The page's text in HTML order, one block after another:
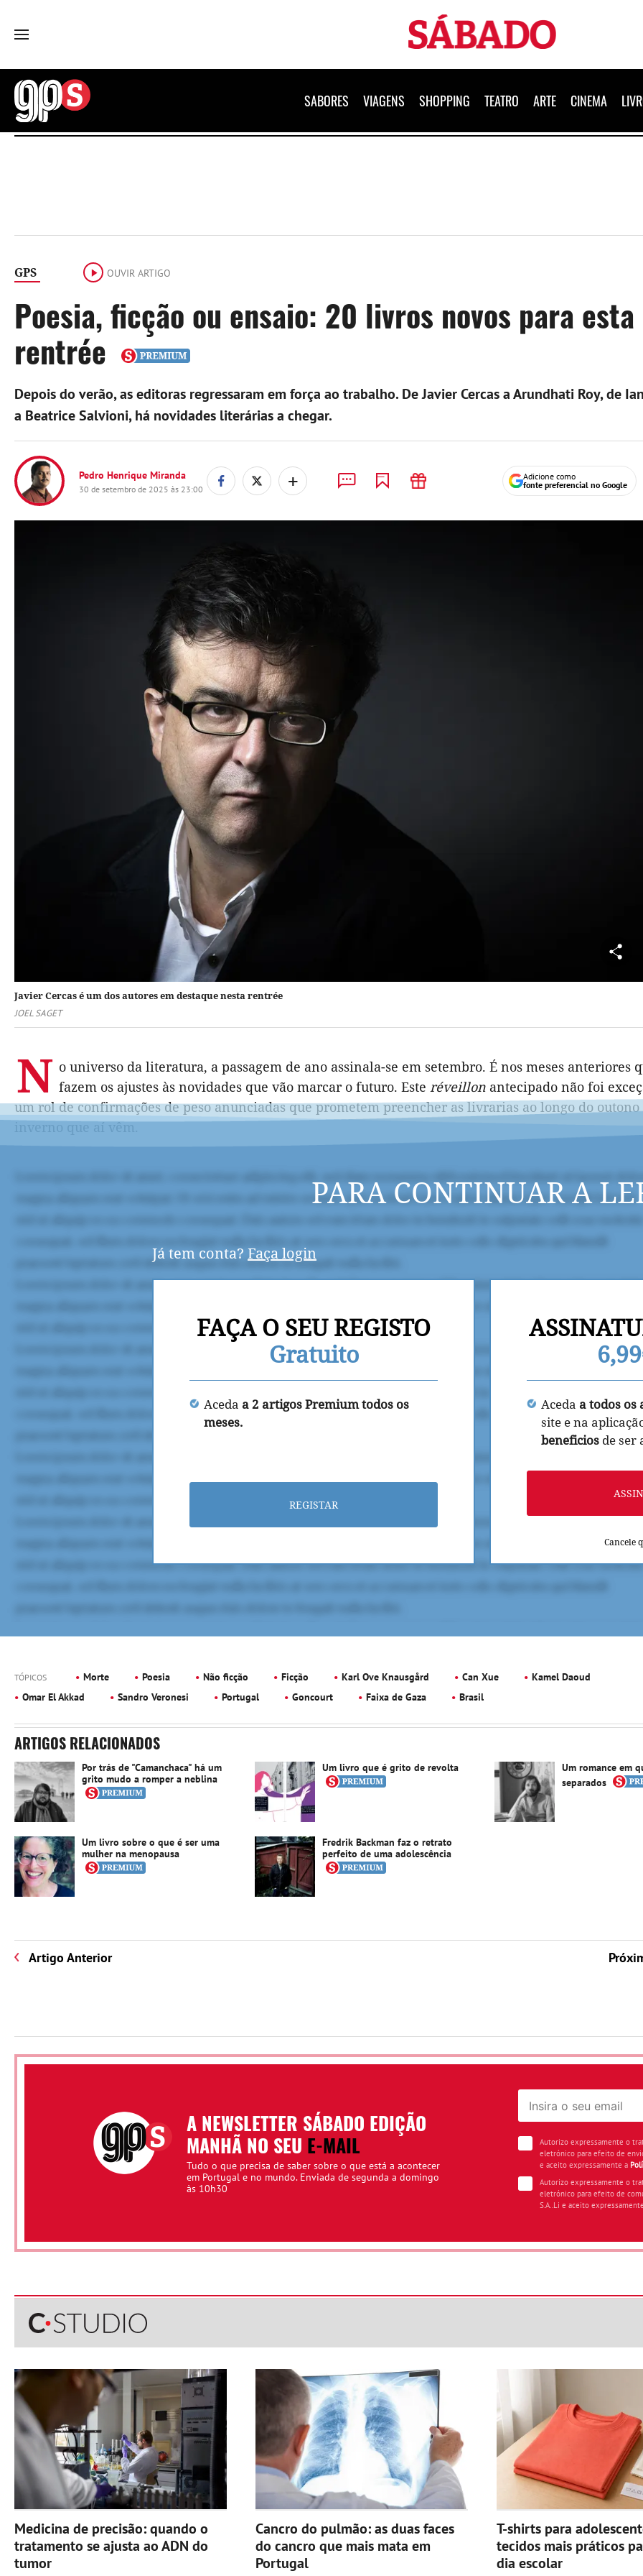
Sábado
GPS
SABORES VIAGENS SHOPPING TEATRO ARTE CINEMA
GPS OUVIR ARTIGO
Poesia, ficção ou ensaio: 20 livros novos para esta
rentrée
Depois do verão, as editoras regressaram em força ao trabalho. De Javier Cercas a Arundhati Roy, de
a Beatrice Salvioni, há novidades literárias a chegar.
Pedro Henrique Miranda
30 de setembro de 2025 às 23:00 +
Adicione como
fonte preferencial no Google
Javier Cercas é um dos autores em destaque nesta rentrée
JOEL SAGET
N o universo da literatura, a passagem de ano assinala-se em setembro. É nos meses anteriores
fazem os ajustes às novidades que vão marcar o futuro. Este réveillon antecipado não foi
um rol de confirmações de peso anunciadas que prometem preencher as livrarias ao longo do outono
inverno que aí vêm.
PARA CONTINUAR A
Já tem conta? Faça login
FAÇA O SEU REGISTO
Gratuito
Aceda a 2 artigos Premium todos os
meses.
REGISTAR
Aceda a todos os
site e na
beneficios de ser
Cancele
TÓPICOS Morte Poesia Não ficção Ficção Karl Ove Knausgård Can Xue
Kamel Daoud
Omar El Akkad
Sandro Veronesi Portugal Goncourt Faixa de Gaza Brasil
ARTIGOS RELACIONADOS
Por trás de "Camanchaca" há um
grito mudo a romper a neblina
Um livro que é grito de revolta
Um romance em
separados
Um livro sobre o que é ser uma
mulher na menopausa
Fredrik Backman faz o retrato
perfeito de uma adolescência
Artigo Anterior
A NEWSLETTER SÁBADO EDIÇÃO
MANHÃ NO SEU E-MAIL
Tudo o que precisa de saber sobre o que está a acontecer
em Portugal e no mundo. Enviada de segunda a domingo
às 10h30
Autorizo expressamente o
eletrónico para efeito de
e aceito expressamente a
Autorizo expressamente o
eletrónico para efeito de
S.A..Li e aceito
Medicina de precisão: quando o
tratamento se ajusta ao ADN do
tumor
Cancro do pulmão: as duas faces
do cancro que mais mata em
Portugal
T-shirts para
tecidos mais práticos
dia escolar